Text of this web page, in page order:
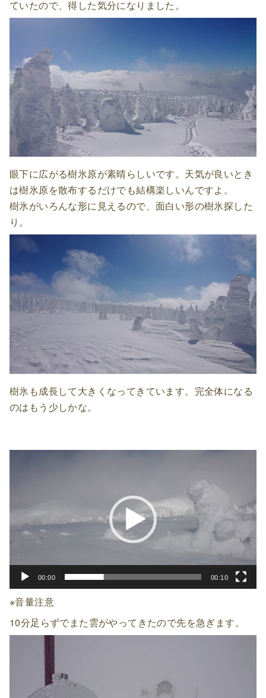
ていたので、得した気分になりました。
眼下に広がる樹氷原が素晴らしいです。天気が良いとき
は樹氷原を散布するだけでも結構楽しいんですよ。
樹氷がいろんな形に見えるので、面白い形の樹氷探した
り。
樹氷も成長して大きくなってきています。完全体になる
のはもう少しかな。
00:00 00:10
※音量注意
10分足らずでまた雲がやってきたので先を急ぎます。